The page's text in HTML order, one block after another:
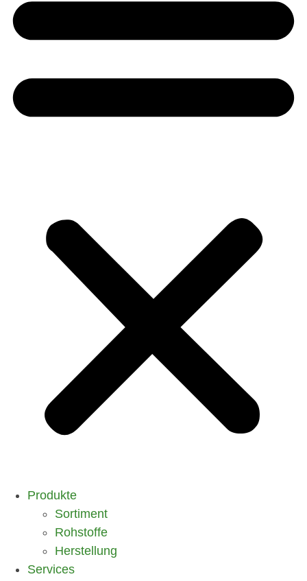
Produkte
Sortiment
Rohstoffe
Herstellung
Services